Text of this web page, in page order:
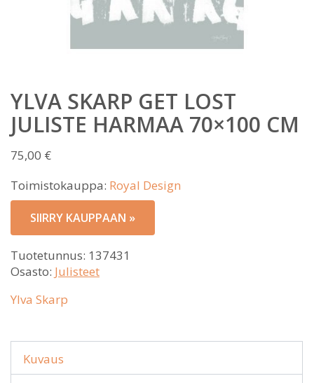
YLVA SKARP GET LOST
JULISTE HARMAA 70×100 CM
75,00 €
Toimistokauppa: Royal Design
SIIRRY KAUPPAAN »
Tuotetunnus: 137431
Osasto: Julisteet
Ylva Skarp
Kuvaus